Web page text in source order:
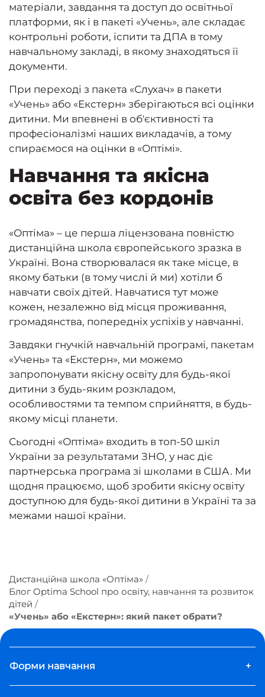
матеріали, завдання та доступ до освітньої
платформи, як і в пакеті «Учень», але складає
контрольні роботи, іспити та ДПА в тому
навчальному закладі, в якому знаходяться її
документи.
При переході з пакета «Слухач» в пакети
«Учень» або «Екстерн» зберігаються всі оцінки
дитини. Ми впевнені в об'єктивності та
професіоналізмі наших викладачів, а тому
спираємося на оцінки в «Оптімі».
Навчання та якісна
освіта без кордонів
«Оптіма» – це перша ліцензована повністю
дистанційна школа європейського зразка в
Україні. Вона створювалася як таке місце, в
якому батьки (в тому числі й ми) хотіли б
навчати своїх дітей. Навчатися тут може
кожен, незалежно від місця проживання,
громадянства, попередніх успіхів у навчанні.
Завдяки гнучкій навчальній програмі, пакетам
«Учень» та «Екстерн», ми можемо
запропонувати якісну освіту для будь-якої
дитини з будь-яким розкладом,
особливостями та темпом сприйняття, в будь-
якому місці планети.
Сьогодні «Оптіма» входить в топ-50 шкіл
України за результатами ЗНО, у нас діє
партнерська програма зі школами в США. Ми
щодня працюємо, щоб зробити якісну освіту
доступною для будь-якої дитини в Україні та за
межами нашої країни.
Дистанційна школа «Оптіма»
Блог Optima School про освіту, навчання та розвиток
дітей
«Учень» або «Екстерн»: який пакет обрати?
Форми навчання +